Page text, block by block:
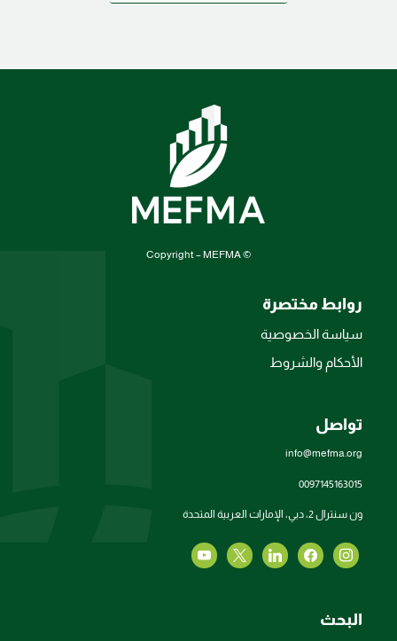
© Copyright – MEFMA
روابط مختصرة
سياسة الخصوصية
الأحكام والشروط
تواصل
info@mefma.org
0097145163015
ون سنترال 2، دبي، الإمارات العربية المتحدة
البحث